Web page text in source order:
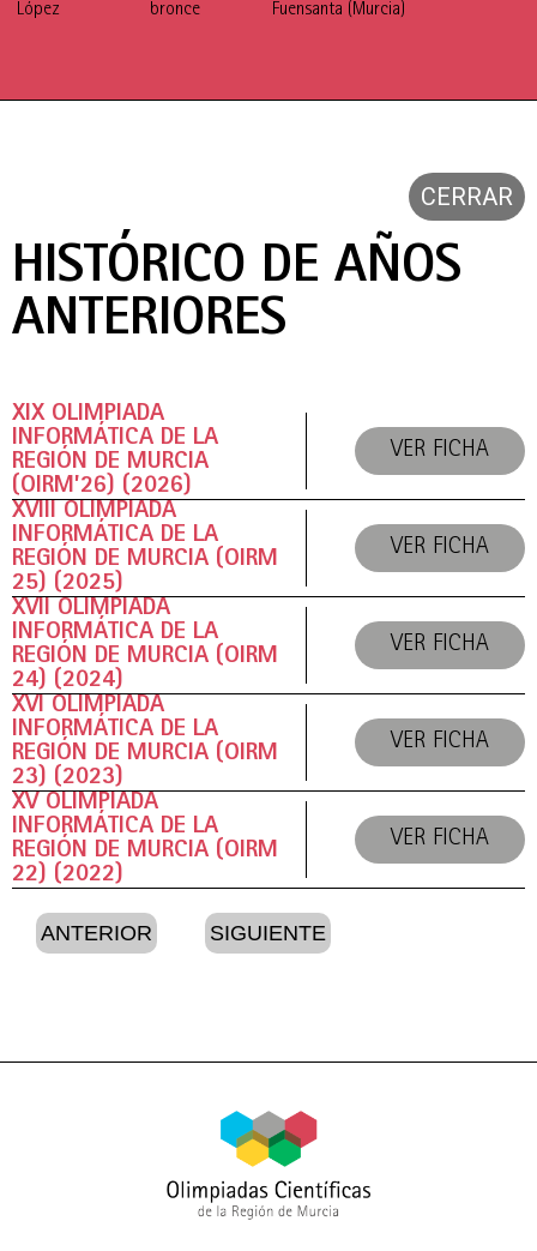
López
bronce
Fuensanta (Murcia)
CERRAR
HISTÓRICO DE AÑOS
ANTERIORES
XIX OLIMPIADA
INFORMÁTICA DE LA
REGIÓN DE MURCIA
(OIRM’26) (2026)
VER FICHA
XVIII OLIMPIADA
INFORMÁTICA DE LA
REGIÓN DE MURCIA (OIRM
25) (2025)
VER FICHA
XVII OLIMPIADA
INFORMÁTICA DE LA
REGIÓN DE MURCIA (OIRM
24) (2024)
VER FICHA
XVI OLIMPIADA
INFORMÁTICA DE LA
REGIÓN DE MURCIA (OIRM
23) (2023)
VER FICHA
XV OLIMPIADA
INFORMÁTICA DE LA
REGIÓN DE MURCIA (OIRM
22) (2022)
VER FICHA
ANTERIOR SIGUIENTE